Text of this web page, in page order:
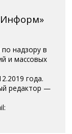
надзору в
и массовых
года.
редактор —